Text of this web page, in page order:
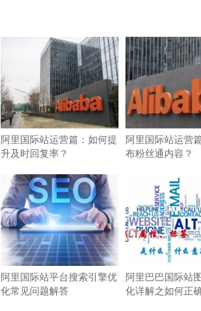
阿里国际站运营篇：如何提
升及时回复率？
阿里国际站运营
布粉丝通内容？
阿里国际站平台搜索引擎优
化常见问题解答
阿里巴巴国际站
化详解之如何正